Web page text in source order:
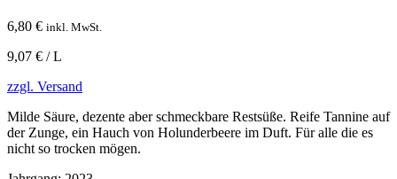
6,80 € inkl. MwSt.
9,07 € / L
zzgl. Versand
Milde Säure, dezente aber schmeckbare Restsüße. Reife Tannine auf
der Zunge, ein Hauch von Holunderbeere im Duft. Für alle die es
nicht so trocken mögen.